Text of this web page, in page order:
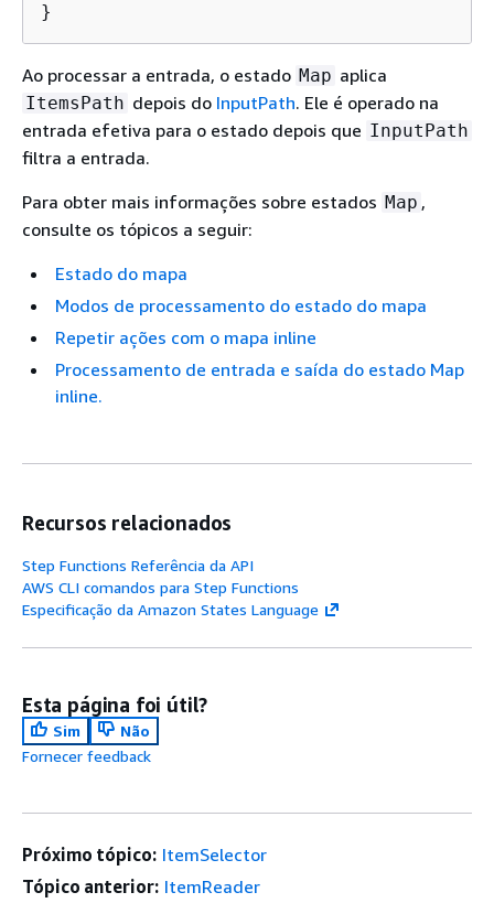
}
Ao processar a entrada, o estado Map aplica
ItemsPath depois do InputPath. Ele é operado na
entrada efetiva para o estado depois que InputPath
filtra a entrada.
Para obter mais informações sobre estados Map ,
consulte os tópicos a seguir:
Estado do mapa
Modos de processamento do estado do mapa
Repetir ações com o mapa inline
Processamento de entrada e saída do estado Map
inline.
Recursos relacionados
Step Functions Referência da API
AWS CLI comandos para Step Functions
Especificação da Amazon States Language
Esta página foi útil?
Sim
Não
Fornecer feedback
Próximo tópico: ItemSelector
Tópico anterior: ItemReader